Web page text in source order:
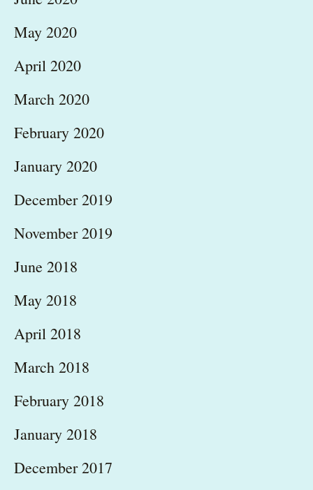
May 2020
April 2020
March 2020
February 2020
January 2020
December 2019
November 2019
June 2018
May 2018
April 2018
March 2018
February 2018
January 2018
December 2017